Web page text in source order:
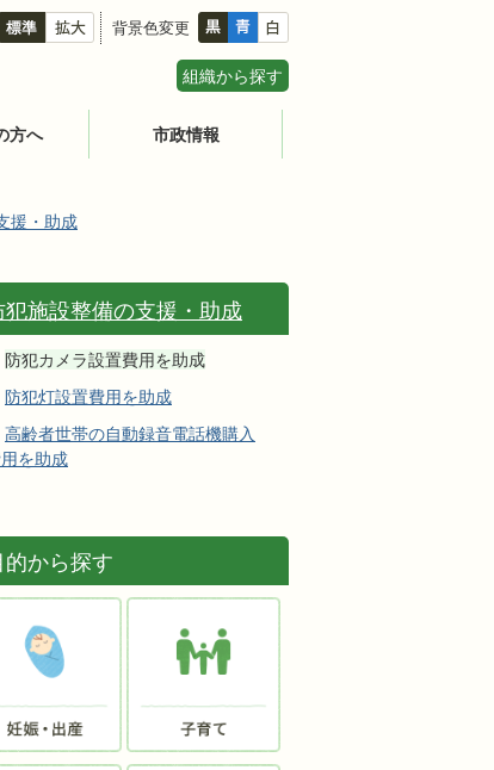
背景色変更
組織から探す
方へ 市政情報
援・助成
犯施設整備の支援・助成
防犯カメラ設置費用を助成
防犯灯設置費用を助成
高齢者世帯の自動録音電話機購入
を助成
的から探す